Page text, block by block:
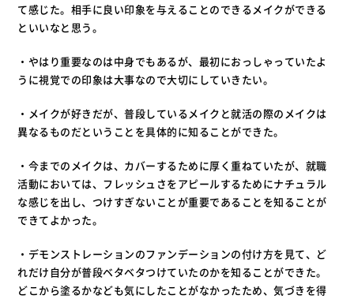
て感じた。相手に良い印象を与えることのできるメイクができる
といいなと思う。
・やはり重要なのは中身でもあるが、最初におっしゃっていたよ
うに視覚での印象は大事なので大切にしていきたい。
・メイクが好きだが、普段しているメイクと就活の際のメイクは
異なるものだということを具体的に知ることができた。
・今までのメイクは、カバーするために厚く重ねていたが、就職
活動においては、フレッシュさをアピールするためにナチュラル
な感じを出し、つけすぎないことが重要であることを知ることが
できてよかった。
・デモンストレーションのファンデーションの付け方を見て、ど
れだけ自分が普段ベタベタつけていたのかを知ることができた。
どこから塗るかなども気にしたことがなかったため、気づきを得